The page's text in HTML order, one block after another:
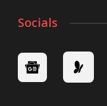
Socials